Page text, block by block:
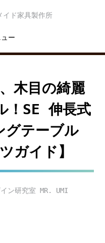
木目の綺麗
！SE 伸長式
グテーブル
ガイド】
ン研究室 MR. UMI